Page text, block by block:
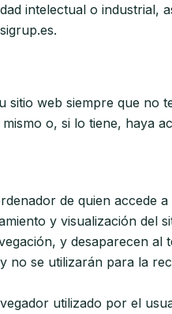
intelectual o industrial,
sitio web siempre que no
o, si lo tiene, haya
de quien accede a
y visualización del
y desaparecen al
no se utilizarán para la
utilizado por el